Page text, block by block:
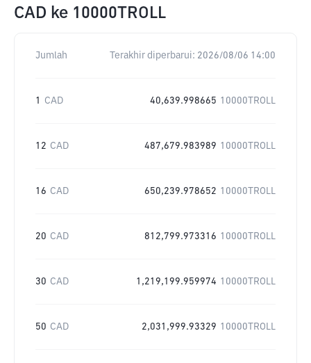
CAD ke 10000TROLL
Jumlah Terakhir diperbarui: 2026/08/06 14:00
1 CAD 40,639.998665 10000TROLL
12 CAD 487,679.983989 10000TROLL
16 CAD 650,239.978652 10000TROLL
20 CAD 812,799.973316 10000TROLL
30 CAD 1,219,199.959974 10000TROLL
50 CAD 2,031,999.93329 10000TROLL